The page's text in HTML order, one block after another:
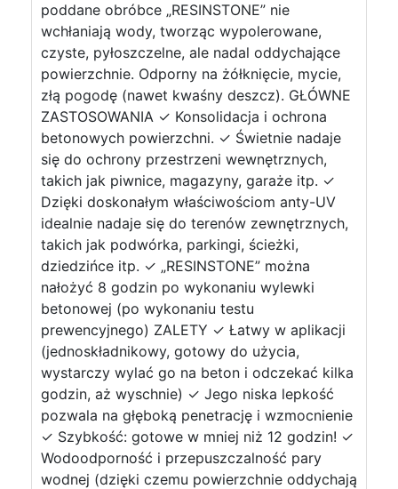
poddane obróbce „RESINSTONE” nie
wchłaniają wody, tworząc wypolerowane,
czyste, pyłoszczelne, ale nadal oddychające
powierzchnie. Odporny na żółknięcie, mycie,
złą pogodę (nawet kwaśny deszcz). GŁÓWNE
ZASTOSOWANIA ✓ Konsolidacja i ochrona
betonowych powierzchni. ✓ Świetnie nadaje
się do ochrony przestrzeni wewnętrznych,
takich jak piwnice, magazyny, garaże itp. ✓
Dzięki doskonałym właściwościom anty-UV
idealnie nadaje się do terenów zewnętrznych,
takich jak podwórka, parkingi, ścieżki,
dziedzińce itp. ✓ „RESINSTONE” można
nałożyć 8 godzin po wykonaniu wylewki
betonowej (po wykonaniu testu
prewencyjnego) ZALETY ✓ Łatwy w aplikacji
(jednoskładnikowy, gotowy do użycia,
wystarczy wylać go na beton i odczekać kilka
godzin, aż wyschnie) ✓ Jego niska lepkość
pozwala na głęboką penetrację i wzmocnienie
✓ Szybkość: gotowe w mniej niż 12 godzin! ✓
Wodoodporność i przepuszczalność pary
wodnej (dzięki czemu powierzchnie oddychają